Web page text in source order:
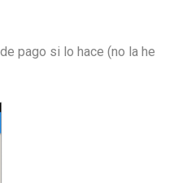
pago si lo hace (no la he